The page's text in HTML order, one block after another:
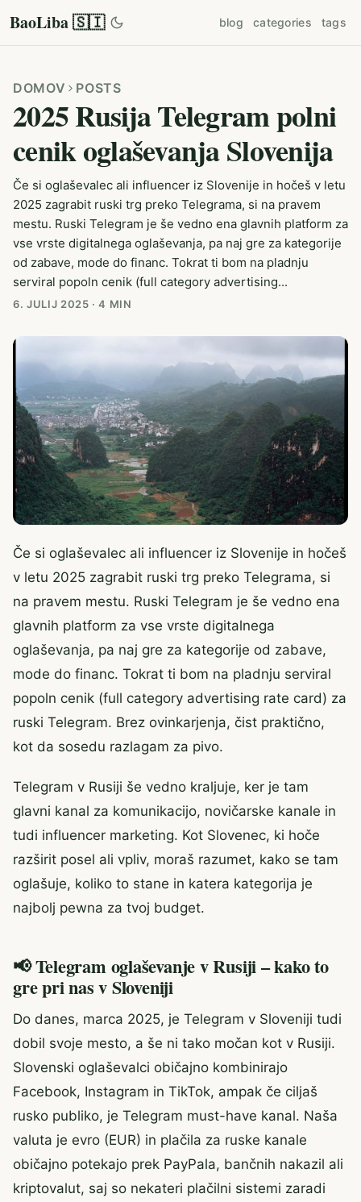
BaoLiba 🇸🇮 blog categories tags
DOMOV POSTS
2025 Rusija Telegram polni
cenik oglaševanja Slovenija
Če si oglaševalec ali influencer iz Slovenije in hočeš v letu
2025 zagrabit ruski trg preko Telegrama, si na pravem
mestu. Ruski Telegram je še vedno ena glavnih platform za
vse vrste digitalnega oglaševanja, pa naj gre za kategorije
od zabave, mode do financ. Tokrat ti bom na pladnju
serviral popoln cenik (full category advertising...
6. JULIJ 2025 ·4 MIN
Če si oglaševalec ali influencer iz Slovenije in hočeš
v letu 2025 zagrabit ruski trg preko Telegrama, si
na pravem mestu. Ruski Telegram je še vedno ena
glavnih platform za vse vrste digitalnega
oglaševanja, pa naj gre za kategorije od zabave,
mode do financ. Tokrat ti bom na pladnju serviral
popoln cenik (full category advertising rate card) za
ruski Telegram. Brez ovinkarjenja, čist praktično,
kot da sosedu razlagam za pivo.
Telegram v Rusiji še vedno kraljuje, ker je tam
glavni kanal za komunikacijo, novičarske kanale in
tudi influencer marketing. Kot Slovenec, ki hoče
razširit posel ali vpliv, moraš razumet, kako se tam
oglašuje, koliko to stane in katera kategorija je
najbolj pewna za tvoj budget.
📢 Telegram oglaševanje v Rusiji – kako to
gre pri nas v Sloveniji
Do danes, marca 2025, je Telegram v Sloveniji tudi
dobil svoje mesto, a še ni tako močan kot v Rusiji.
Slovenski oglaševalci običajno kombinirajo
Facebook, Instagram in TikTok, ampak če ciljaš
rusko publiko, je Telegram must-have kanal. Naša
valuta je evro (EUR) in plačila za ruske kanale
običajno potekajo prek PayPala, bančnih nakazil ali
kriptovalut, saj so nekateri plačilni sistemi zaradi